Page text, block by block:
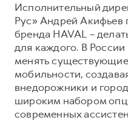
F7
от 2 899 000 ₽
Для малого бизнеса
Корпоративным
Крупным
Система управления
ПОДДЕРЖКА
GWM Безопасность
Гарантия HAVAL
Мобильное
Программа «HAVAL
Руководства по
Исполнительный
Рус» Андрей Акифьев
бренда HAVAL –
для каждого. В
менять
мобильности,
внедорожники и
широким набором
современных